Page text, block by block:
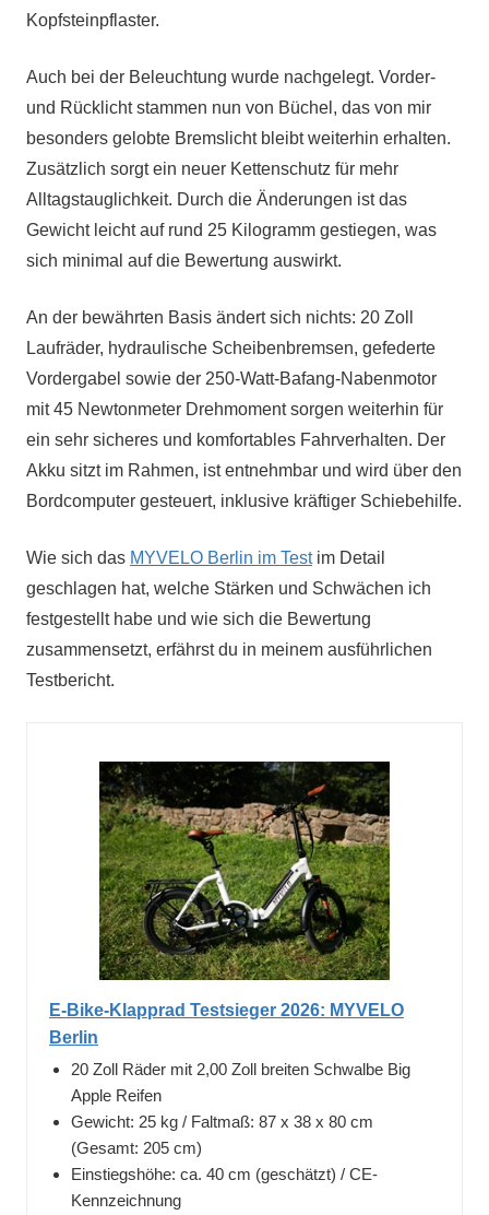
Kopfsteinpflaster.
Auch bei der Beleuchtung wurde nachgelegt. Vorder-
und Rücklicht stammen nun von Büchel, das von mir
besonders gelobte Bremslicht bleibt weiterhin erhalten.
Zusätzlich sorgt ein neuer Kettenschutz für mehr
Alltagstauglichkeit. Durch die Änderungen ist das
Gewicht leicht auf rund 25 Kilogramm gestiegen, was
sich minimal auf die Bewertung auswirkt.
An der bewährten Basis ändert sich nichts: 20 Zoll
Laufräder, hydraulische Scheibenbremsen, gefederte
Vordergabel sowie der 250-Watt-Bafang-Nabenmotor
mit 45 Newtonmeter Drehmoment sorgen weiterhin für
ein sehr sicheres und komfortables Fahrverhalten. Der
Akku sitzt im Rahmen, ist entnehmbar und wird über den
Bordcomputer gesteuert, inklusive kräftiger Schiebehilfe.
Wie sich das MYVELO Berlin im Testim Detail
geschlagen hat, welche Stärken und Schwächen ich
festgestellt habe und wie sich die Bewertung
zusammensetzt, erfährst du in meinem ausführlichen
Testbericht.
E-Bike-Klapprad Testsieger 2026: MYVELO
Berlin
20 Zoll Räder mit 2,00 Zoll breiten Schwalbe Big
Apple Reifen
Gewicht: 25 kg / Faltmaß: 87 x 38 x 80 cm
(Gesamt: 205 cm)
Einstiegshöhe: ca. 40 cm (geschätzt) / CE-
Kennzeichnung